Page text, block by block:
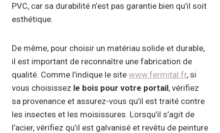
PVC, car sa durabilité n’est pas garantie bien qu’il soit
esthétique.
De même, pour choisir un matériau solide et durable,
il est important de reconnaître une fabrication de
qualité. Comme l’indique le site www.fermital.fr, si
vous choisissez le bois pour votre portail, vérifiez
sa provenance et assurez-vous qu’il est traité contre
les insectes et les moisissures. Lorsqu’il s’agit de
l’acier, vérifiez qu’il est galvanisé et revêtu de peinture